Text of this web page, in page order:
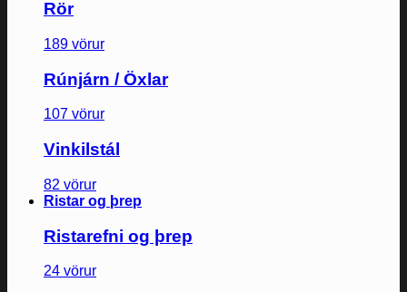
Rör
189 vörur
Rúnjárn / Öxlar
107 vörur
Vinkilstál
82 vörur
Ristar og þrep
Ristarefni og þrep
24 vörur